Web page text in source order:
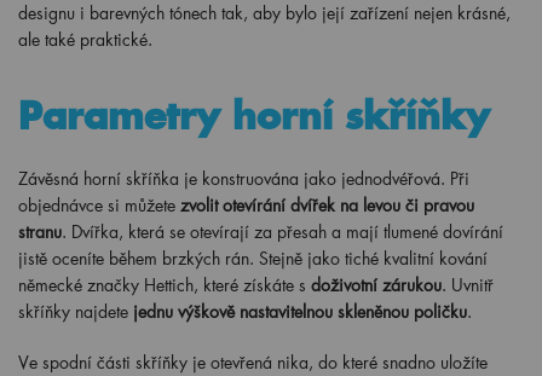
designu i barevných tónech tak, aby bylo její zařízení nejen krásné,
ale také praktické.
Parametry horní skříňky
Závěsná horní skříňka je konstruována jako jednodvéřová. Při
objednávce si můžete zvolit otevírání dvířek na levou či pravou
stranu. Dvířka, která se otevírají za přesah a mají tlumené dovírání
jistě oceníte během brzkých rán. Stejně jako tiché kvalitní kování
německé značky Hettich, které získáte s doživotní zárukou. Uvnitř
skříňky najdete jednu výškově nastavitelnou skleněnou poličku.
Ve spodní části skříňky je otevřená nika, do které snadno uložíte